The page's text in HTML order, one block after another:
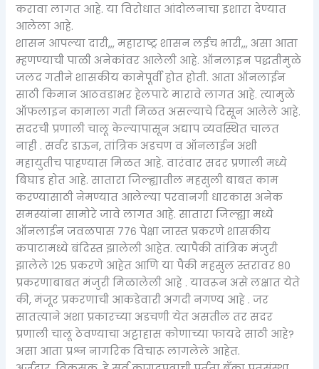
करावा लागत आहे. या विरोधात आंदोलनाचा इशारा देण्यात
आलेला आहे.
शासन आपल्या दारी,,, महाराष्ट्र शासन लईच भारी,,, असा आता
म्हणण्याची पाळी अनेकांवर आलेली आहे. ऑनलाइन पद्धतीमुळे
जलद गतीने शासकीय कामेपूर्वी होत होती. आता ऑनलाईन
साठी किमान आठवडाभर हेलपाटे मारावे लागत आहे. त्यामुळे
ऑफलाइन कामाला गती मिळत असल्याचे दिसून आलेले आहे.
सदरची प्रणाली चालू केल्यापासून अद्याप व्यवस्थित चालत
नाही . सर्वर डाऊन, तांत्रिक अडचण व ऑनलाईन अशी
महायुतीच पाहण्यास मिळत आहे. वारंवार सदर प्रणाली मध्ये
बिघाड होत आहे. सातारा जिल्ह्यातील महसुली बाबत काम
करण्यासाठी नेमण्यात आलेल्या परवानगी धारकास अनेक
समस्यांना सामोरे जावे लागत आहे. सातारा जिल्ह्या मध्ये
ऑनलाईन जवळपास ७७६ पेक्षा जास्त प्रकरणे शासकीय
कपाटामध्ये बंदिस्त झालेली आहेत. त्यापैकी तांत्रिक मंजुरी
झालेले १२५ प्रकरणे आहेत आणि या पैकी महसुल स्तरावर ८०
प्रकरणाबाबत मंजुरी मिळालेली आहे . यावरून असे लक्षात येते
की, मंजूर प्रकरणाची आकडेवारी अगदी नगण्य आहे . जर
सातत्याने अशा प्रकारच्या अडचणी येत असतील तर सदर
प्रणाली चालू ठेवण्याचा अट्टाहास कोणाच्या फायदे साठी आहे?
असा आता प्रश्न नागरिक विचारू लागलेले आहेत.